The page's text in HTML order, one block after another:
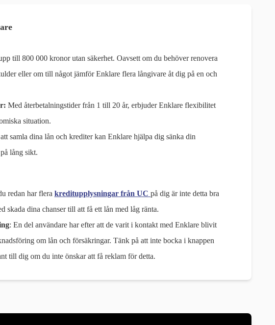
till 800 000 kronor utan säkerhet. Oavsett om du behöver renovera
eller om till något jämför Enklare flera långivare åt dig på en och
Med återbetalningstider från 1 till 20 år, erbjuder Enklare flexibilitet
situation.
samla dina lån och krediter kan Enklare hjälpa dig sänka din
lång sikt.
redan har flera kreditupplysningar från UC på dig är inte detta bra
skada dina chanser till att få ett lån med låg ränta.
: En del användare har efter att de varit i kontakt med Enklare blivit
om lån och försäkringar. Tänk på att inte bocka i knappen
till dig om du inte önskar att få reklam för detta.